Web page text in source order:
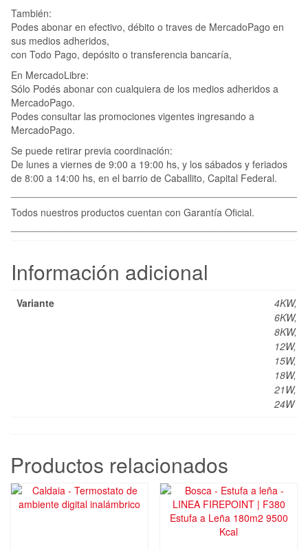
También:
Podes abonar en efectivo, débito o traves de MercadoPago en
sus medios adheridos,
con Todo Pago, depósito o transferencia bancaría,
En MercadoLibre:
Sólo Podés abonar con cualquiera de los medios adheridos a
MercadoPago.
Podes consultar las promociones vigentes ingresando a
MercadoPago.
Se puede retirar previa coordinación:
De lunes a viernes de 9:00 a 19:00 hs, y los sábados y feriados
de 8:00 a 14:00 hs, en el barrio de Caballito, Capital Federal.
Todos nuestros productos cuentan con Garantía Oficial.
Información adicional
Variante
4KW,
6KW,
8KW,
12W,
15W,
18W,
21W,
24W
Productos relacionados